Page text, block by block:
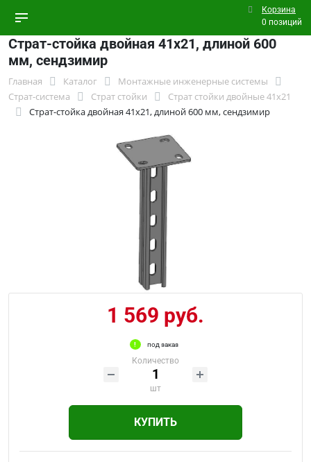
Корзина
0 позиций
Страт-стойка двойная 41х21, длиной 600
мм, сендзимир
Главная Каталог
Монтажные инженерные системы
Страт-система
Страт стойки
Страт стойки двойные 41x21
Страт-стойка двойная 41х21, длиной 600 мм, сендзимир
1 569 руб.
под заказ
Количество
шт
КУПИТЬ